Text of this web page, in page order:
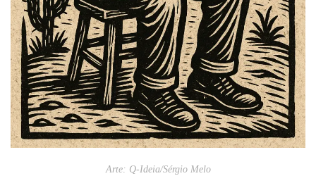
Arte: Q-Ideia/Sérgio Melo